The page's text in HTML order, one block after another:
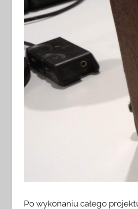
Po wykonaniu całego